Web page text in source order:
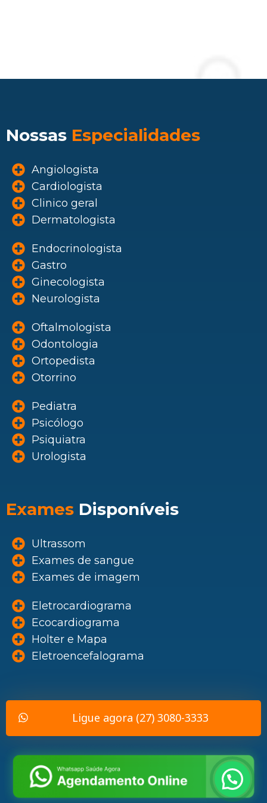
Nossas Especialidades
Angiologista
Cardiologista
Clinico geral
Dermatologista
Endocrinologista
Gastro
Ginecologista
Neurologista
Oftalmologista
Odontologia
Ortopedista
Otorrino
Pediatra
Psicólogo
Psiquiatra
Urologista
Exames Disponíveis
Ultrassom
Exames de sangue
Exames de imagem
Eletrocardiograma
Ecocardiograma
Holter e Mapa
Eletroencefalograma
Ligue agora (27) 3080-3333